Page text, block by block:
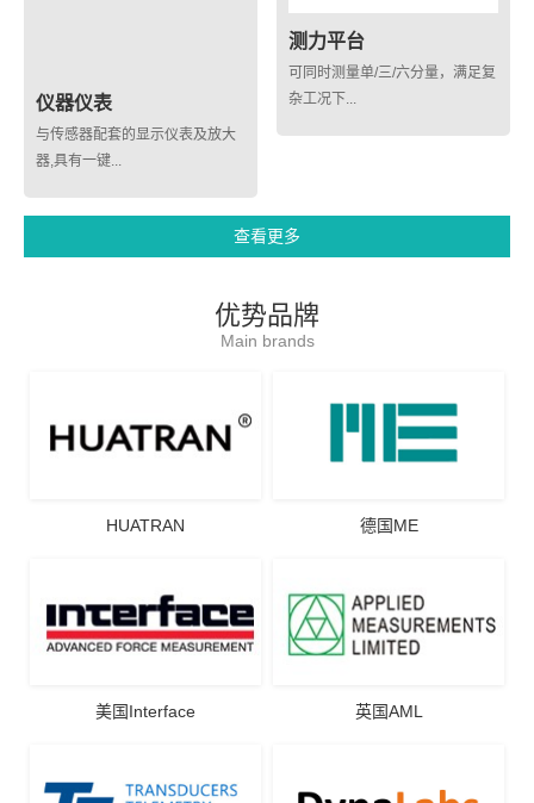
仪器仪表
与传感器配套的显示仪表及放大
器,具有一键...
测力平台
可同时测量单/三/六分量，满足复
杂工况下...
查看更多
优势品牌
Main brands
HUATRAN 德国ME
美国Interface 英国AML